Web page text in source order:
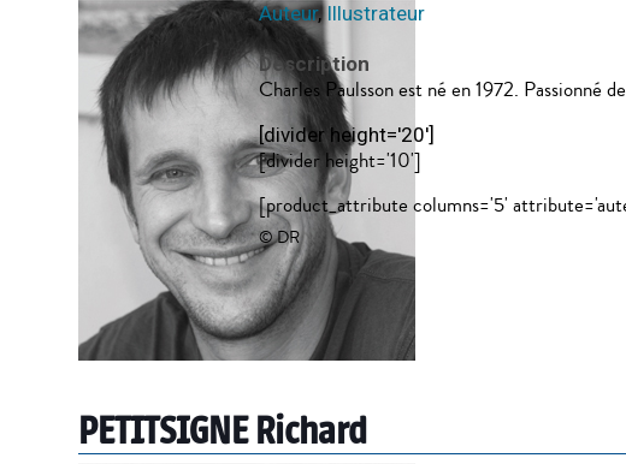
Auteur, Illustrateur
Description
Charles Paulsson est né en 1972. Passionné
[divider height='20']
[divider height='10']
[product_attribute columns='5'
© DR
PETITSIGNE Richard